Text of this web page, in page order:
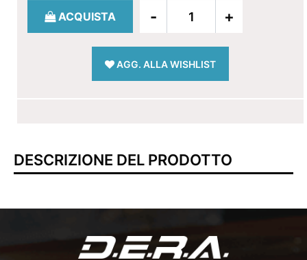
Quantità
ACQUISTA
AGG. ALLA WISHLIST
DESCRIZIONE DEL PRODOTTO